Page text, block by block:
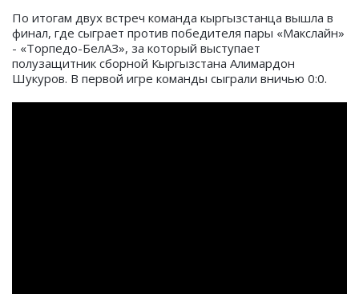
По итогам двух встреч команда кыргызстанца вышла в
финал, где сыграет против победителя пары «Макслайн»
- «Торпедо-БелАЗ», за который выступает
полузащитник сборной Кыргызстана Алимардон
Шукуров. В первой игре команды сыграли вничью 0:0.